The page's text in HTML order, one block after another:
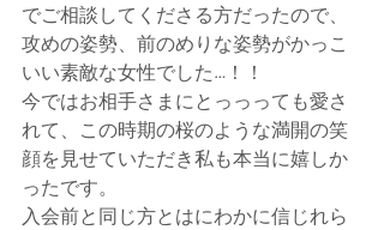
でご相談してくださる方だったので、
攻めの姿勢、前のめりな姿勢がかっこ
いい素敵な女性でした…！！
今ではお相手さまにとっっっても愛さ
れて、この時期の桜のような満開の笑
顔を見せていただき私も本当に嬉しか
ったです。
入会前と同じ方とはにわかに信じれら